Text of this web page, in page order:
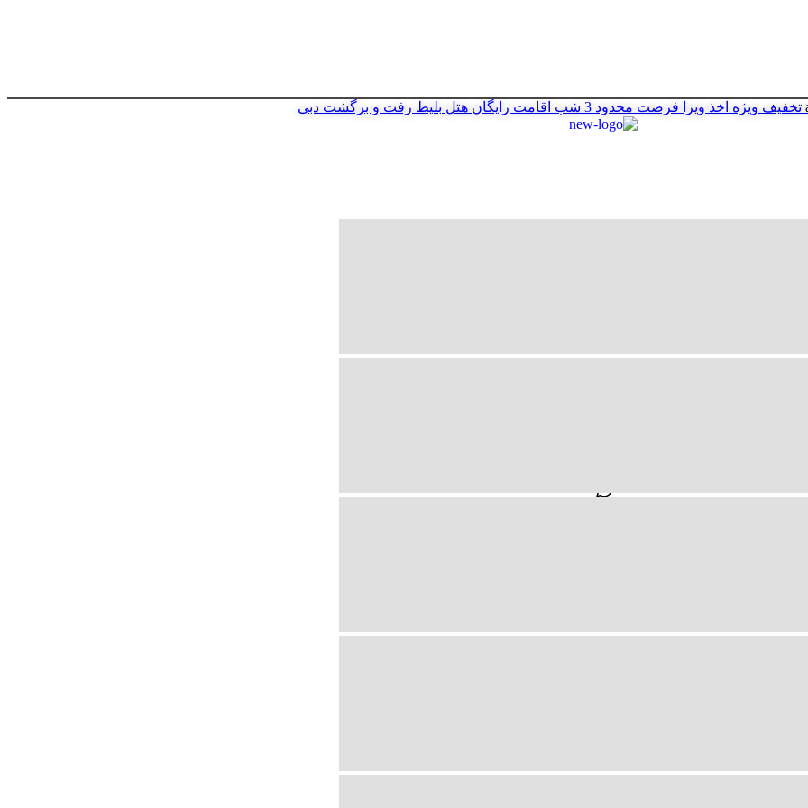
تخفیف ویژه اخذ ویزا فرصت محدود 3 شب اقامت رایگان هتل بلیط رفت و برگشت دبی